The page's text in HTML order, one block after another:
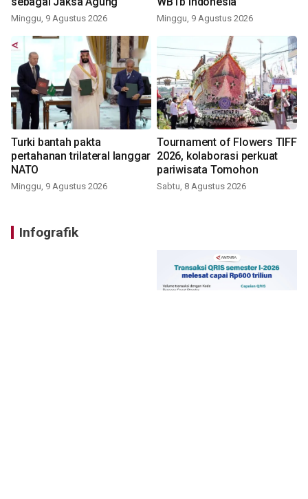
Minggu, 9 Agustus 2026 Minggu, 9 Agustus 2026
Turki bantah pakta
pertahanan trilateral langgar
NATO
Minggu, 9 Agustus 2026
Tournament of Flowers TIFF
2026, kolaborasi perkuat
pariwisata Tomohon
Sabtu, 8 Agustus 2026
Infografik